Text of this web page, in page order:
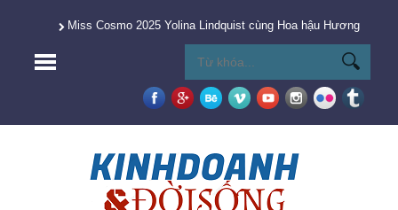
Miss Cosmo 2025 Yolina Lindquist cùng Hoa hậu Hương